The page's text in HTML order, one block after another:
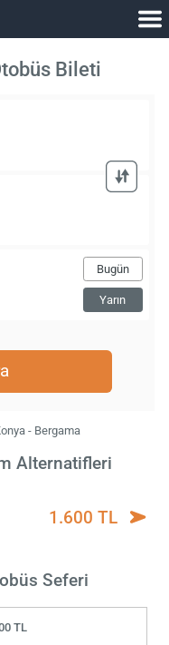
Bileti
Bugün
Yarın
- Bergama
Alternatifleri
1.600 TL
Seferi
TL